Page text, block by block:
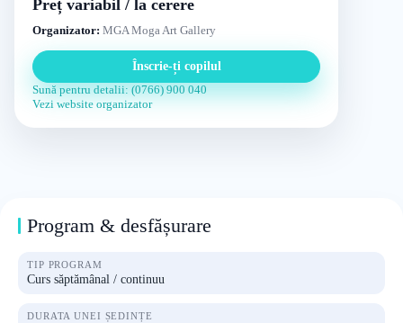
Preț variabil / la cerere
Organizator: MGA Moga Art Gallery
Înscrie-ți copilul
Sună pentru detalii: (0766) 900 040
Vezi website organizator
Program & desfășurare
TIP PROGRAM
Curs săptămânal / continuu
DURATA UNEI ȘEDINȚE